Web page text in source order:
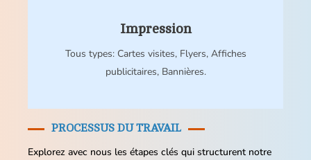
Impression
Tous types: Cartes visites, Flyers, Affiches
publicitaires, Bannières.
PROCESSUS DU TRAVAIL
Explorez avec nous les étapes clés qui structurent notre